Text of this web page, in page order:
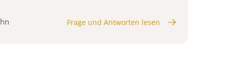
Frage und Antworten lesen